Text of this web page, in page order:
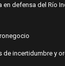
defensa del Río
de incertidumbre y